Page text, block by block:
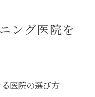
ング医院を
医院の選び方